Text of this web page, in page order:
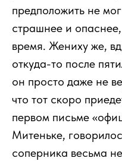
предположить не
страшнее и
время. Жениху же,
откуда-то после
он просто даже не
что тот скоро
первом письме
Митеньке,
соперника весьма